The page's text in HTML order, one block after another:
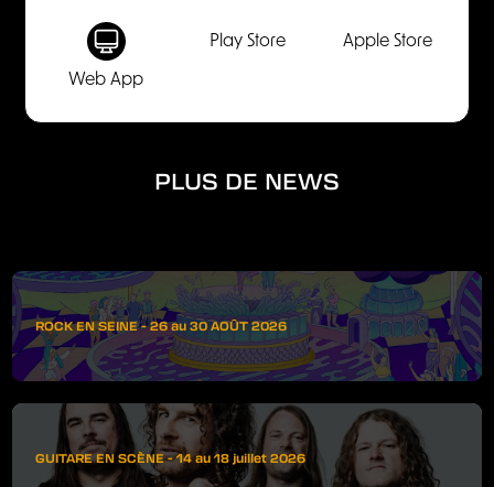
Web App
Play Store Apple Store
PLUS DE NEWS
ROCK EN SEINE - 26 au 30 AOÛT 2026
GUITARE EN SCÈNE - 14 au 18 juillet 2026